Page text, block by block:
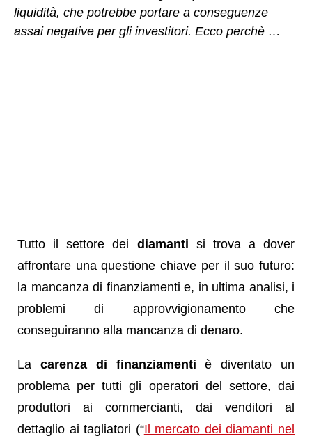
liquidità, che potrebbe portare a conseguenze
assai negative per gli investitori. Ecco perchè …
Tutto il settore dei diamanti si trova a dover
affrontare una questione chiave per il suo futuro:
la mancanza di finanziamenti e, in ultima analisi, i
problemi di approvvigionamento che
conseguiranno alla mancanza di denaro.
La carenza di finanziamenti è diventato un
problema per tutti gli operatori del settore, dai
produttori ai commercianti, dai venditori al
dettaglio ai tagliatori (“Il mercato dei diamanti nel